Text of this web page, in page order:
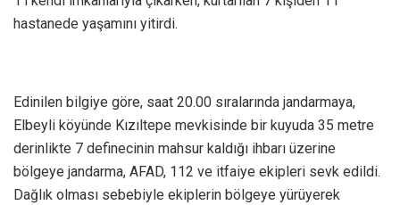
hastanede yaşamını yitirdi.
Edinilen bilgiye göre, saat 20.00 sıralarında jandarmaya,
Elbeyli köyünde Kızıltepe mevkisinde bir kuyuda 35 metre
derinlikte 7 definecinin mahsur kaldığı ihbarı üzerine
bölgeye jandarma, AFAD, 112 ve itfaiye ekipleri sevk edildi.
Dağlık olması sebebiyle ekiplerin bölgeye yürüyerek